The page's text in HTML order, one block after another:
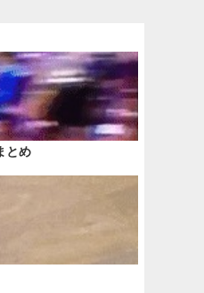
とめ